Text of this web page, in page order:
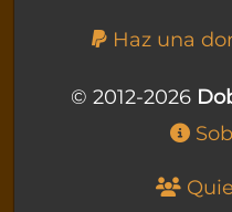
Haz una
© 2012-2026